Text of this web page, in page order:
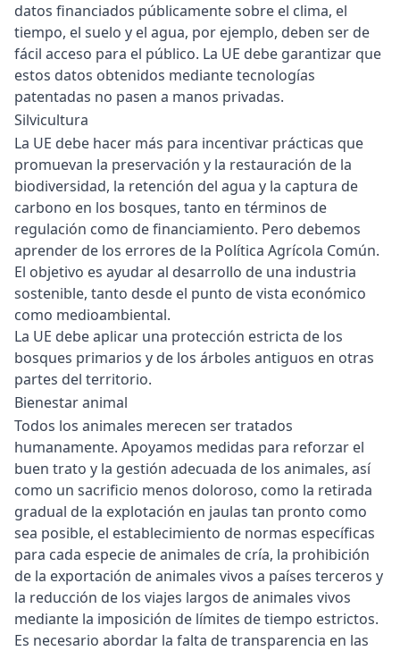
datos financiados públicamente sobre el clima, el
tiempo, el suelo y el agua, por ejemplo, deben ser de
fácil acceso para el público. La UE debe garantizar que
estos datos obtenidos mediante tecnologías
patentadas no pasen a manos privadas.
Silvicultura
La UE debe hacer más para incentivar prácticas que
promuevan la preservación y la restauración de la
biodiversidad, la retención del agua y la captura de
carbono en los bosques, tanto en términos de
regulación como de financiamiento. Pero debemos
aprender de los errores de la Política Agrícola Común.
El objetivo es ayudar al desarrollo de una industria
sostenible, tanto desde el punto de vista económico
como medioambiental.
La UE debe aplicar una protección estricta de los
bosques primarios y de los árboles antiguos en otras
partes del territorio.
Bienestar animal
Todos los animales merecen ser tratados
humanamente. Apoyamos medidas para reforzar el
buen trato y la gestión adecuada de los animales, así
como un sacrificio menos doloroso, como la retirada
gradual de la explotación en jaulas tan pronto como
sea posible, el establecimiento de normas específicas
para cada especie de animales de cría, la prohibición
de la exportación de animales vivos a países terceros y
la reducción de los viajes largos de animales vivos
mediante la imposición de límites de tiempo estrictos.
Es necesario abordar la falta de transparencia en las